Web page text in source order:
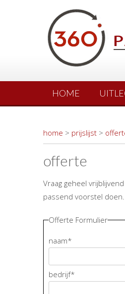
HOME
home > prijslijst >
offerte
Vraag geheel
passend voorstel doen.
Offerte Formulier
naam*
bedrijf*